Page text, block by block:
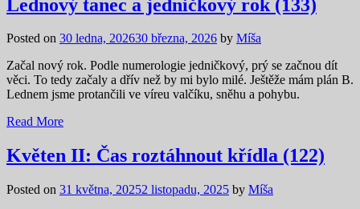
Lednový tanec a jedničkový rok (133)
Posted on 30 ledna, 202630 března, 2026 by Míša
Začal nový rok. Podle numerologie jedničkový, prý se začnou dít
věci. To tedy začaly a dřív než by mi bylo milé. Ještěže mám plán B.
Lednem jsme protančili ve víreu valčíku, sněhu a pohybu.
Read More
Květen II: Čas roztáhnout křídla (122)
Posted on 31 května, 20252 listopadu, 2025 by Míša